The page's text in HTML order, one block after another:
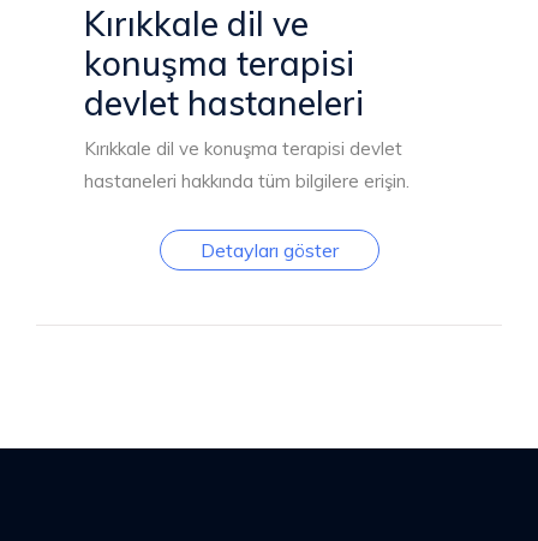
Kırıkkale dil ve
konuşma terapisi
devlet hastaneleri
Kırıkkale dil ve konuşma terapisi devlet
hastaneleri hakkında tüm bilgilere erişin.
Detayları göster